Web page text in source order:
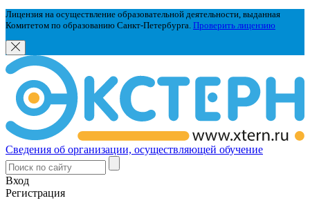
Лицензия на осуществление образовательной деятельности, выданная
Комитетом по образованию Санкт-Петербурга. Проверить лицензию
Сведения об организации, осуществляющей обучение
Вход
Регистрация